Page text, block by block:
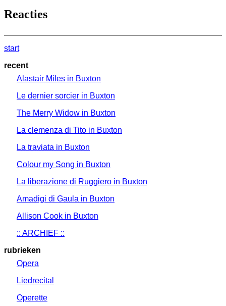
Reacties
start
recent
Alastair Miles in Buxton
Le dernier sorcier in Buxton
The Merry Widow in Buxton
La clemenza di Tito in Buxton
La traviata in Buxton
Colour my Song in Buxton
La liberazione di Ruggiero in Buxton
Amadigi di Gaula in Buxton
Allison Cook in Buxton
:: ARCHIEF ::
rubrieken
Opera
Liedrecital
Operette